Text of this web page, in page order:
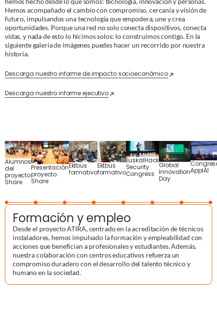
lHemos acompañado el cambio con compromiso, cercanía y visión de
futuro, impulsandos una tecnología que empodera, une y crea
oportunidades. Porque una red no solo conecta dispositivos, conecta
vidas, y nada de esto lo hicimos solos: lo construimos contigo. En la
siguiente galería de imágenes puedes hacer un recorrido por nuestra
historia.
Descarga nuestro informe de impacto socioeconómico
Descarga nuestro informe ejecutivo
Alumnos
del
proyecto
Share
Presentación
proyecto
Share
Ektbus
formativo
Ektbus
formativo
EuskalHack
Security
Congress
Global
Innovation
Day
ApplAI
Formación y empleo
Desde el proyecto ATIRA, centrado en la acreditación de técnicos
instaladores, hemos impulsado la formación y empleabilidad con
acciones que benefician a profesionales y estudiantes. Además,
nuestra colaboración con centros educativos refuerza un
compromiso duradero con el desarrollo del talento técnico y
humano en la sociedad.